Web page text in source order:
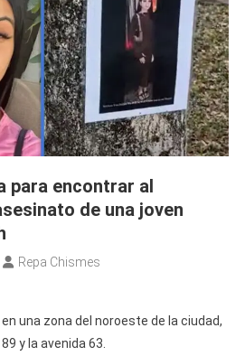
para encontrar al
de una joven
Repa Chismes
una zona del noroeste de la ciudad,
y la avenida 63.